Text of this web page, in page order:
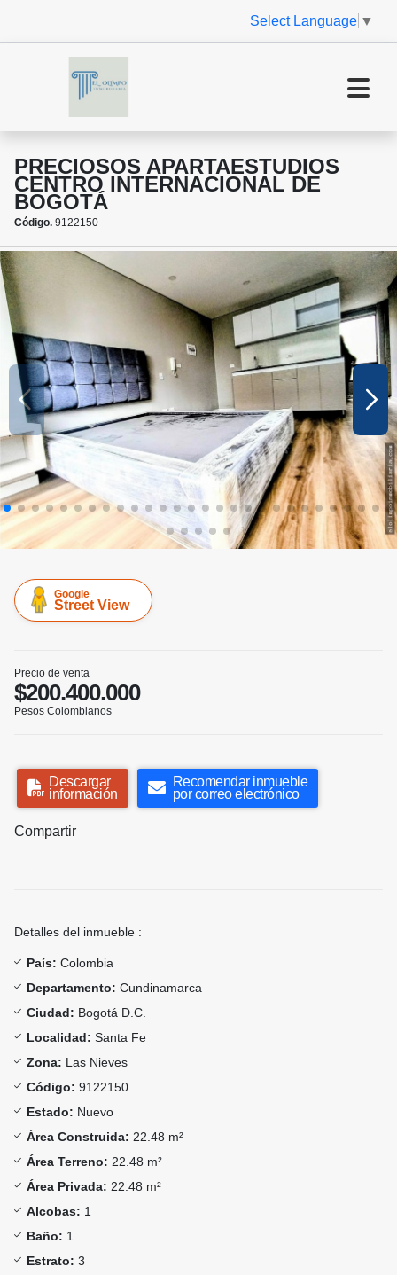
Select Language ▼
PRECIOSOS APARTAESTUDIOS
CENTRO INTERNACIONAL DE
BOGOTÁ
Código. 9122150
Google
Street View
Precio de venta
$200.400.000
Pesos Colombianos
Descargar
información
Recomendar inmueble
por correo electrónico
Compartir
Detalles del inmueble :
País: Colombia
Departamento: Cundinamarca
Ciudad: Bogotá D.C.
Localidad: Santa Fe
Zona: Las Nieves
Código: 9122150
Estado: Nuevo
Área Construida: 22.48 m²
Área Terreno: 22.48 m²
Área Privada: 22.48 m²
Alcobas: 1
Baño: 1
Estrato: 3